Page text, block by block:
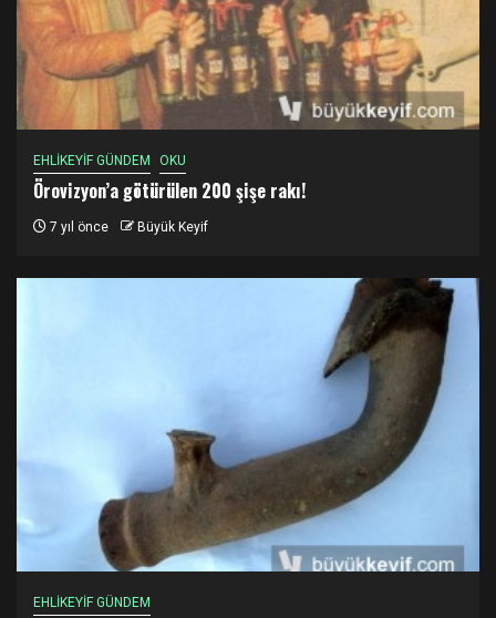
EHLİKEYİF GÜNDEM OKU
Örovizyon’a götürülen 200 şişe rakı!
7 yıl önce Büyük Keyif
EHLİKEYİF GÜNDEM